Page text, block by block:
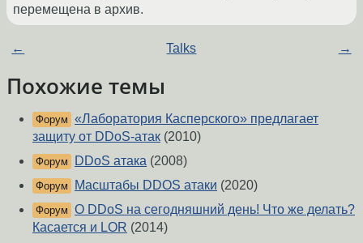
перемещена в архив.
← Talks →
Похожие темы
Форум «Лаборатория Касперского» предлагает
защиту от DDoS-атак (2010)
Форум DDoS атака (2008)
Форум Масштабы DDOS атаки (2020)
Форум О DDoS на сегодняшний день! Что же делать?
Касается и LOR (2014)